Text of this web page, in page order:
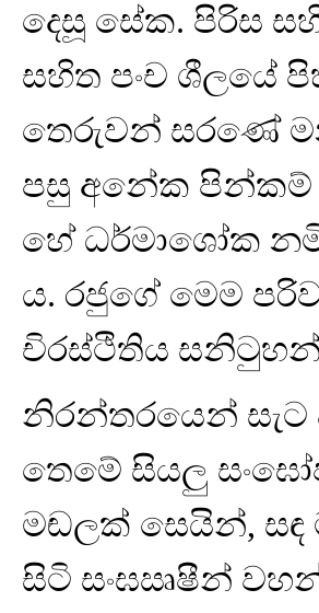
දෙසූ සේක. පිරිස
සහිත පංච ශීලයේ
තෙරුවන් සරණේ
පසු අනේක
හේ ධර්මාශෝක
ය. රජුගේ මෙම
චිරස්ථිතිය සනිටුහන්
නිරන්තරයෙන් සැට
තෙමේ සියලු
මඬලක් සෙයින්,
සිටි සංඝඍෂීන්